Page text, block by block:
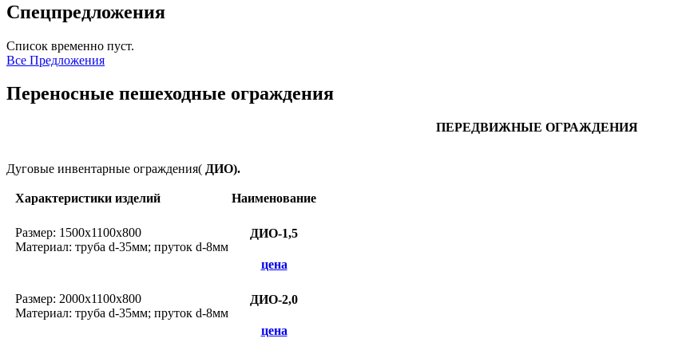
Спецпредложения
Список временно пуст.
Все Предложения
Переносные пешеходные ограждения
ПЕРЕДВИЖНЫЕ ОГРАЖДЕНИЯ
Дуговые инвентарные ограждения( ДИО).
Характеристики изделий Наименование
Размер: 1500х1100х800
Материал: труба d-35мм; пруток d-8мм
ДИО-1,5
цена
Размер: 2000х1100х800
Материал: труба d-35мм; пруток d-8мм
ДИО-2,0
цена